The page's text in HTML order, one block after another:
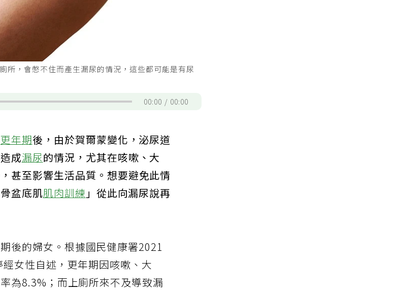
所，會憋不住而產生漏尿的情況，這些都可能是有尿
00:00 00:00
更年期後，由於賀爾蒙變化，泌尿道
成漏尿的情況，尤其在咳嗽、大
甚至影響生活品質。想要避免此情
盆底肌肌肉訓練」從此向漏尿說再
後的婦女。根據國民健康署2021
女性自述，更年期因咳嗽、大
為8.3%；而上廁所來不及導致漏